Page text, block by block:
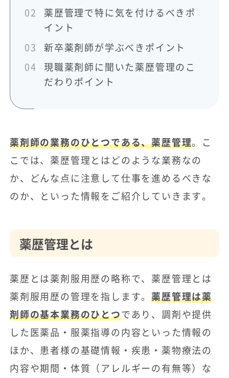
薬歴管理で特に気を付けるべきポ
イント
新卒薬剤師が学ぶべきポイント
現職薬剤師に聞いた薬歴管理のこ
だわりポイント
薬剤師の業務のひとつである、薬歴管理。こ
こでは、薬歴管理とはどのような業務なの
か、どんな点に注意して仕事を進めるべきな
のか、といった情報をご紹介していきます。
薬歴管理とは
薬歴とは薬剤服用歴の略称で、薬歴管理とは
薬剤服用歴の管理を指します。薬歴管理は薬
剤師の基本業務のひとつであり、調剤や提供
した医薬品・服薬指導の内容といった情報の
ほか、患者様の基礎情報・疾患・薬物療法の
内容や期間・体質（アレルギーの有無等）な